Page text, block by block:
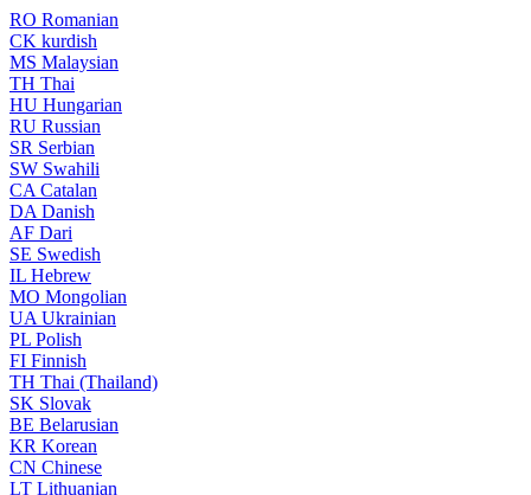
RO Romanian
CK kurdish
MS Malaysian
TH Thai
HU Hungarian
RU Russian
SR Serbian
SW Swahili
CA Catalan
DA Danish
AF Dari
SE Swedish
IL Hebrew
MO Mongolian
UA Ukrainian
PL Polish
FI Finnish
TH Thai (Thailand)
SK Slovak
BE Belarusian
KR Korean
CN Chinese
LT Lithuanian